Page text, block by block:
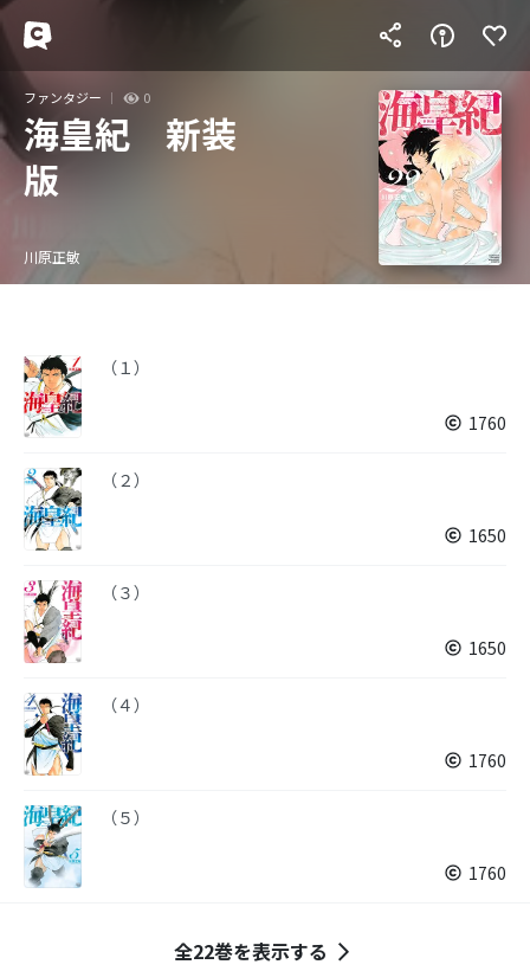
ファンタジー 0
海皇紀 新装
版
川原正敏
（１）
1760
（２）
1650
（３）
1650
（４）
1760
（５）
1760
全22巻を表示する